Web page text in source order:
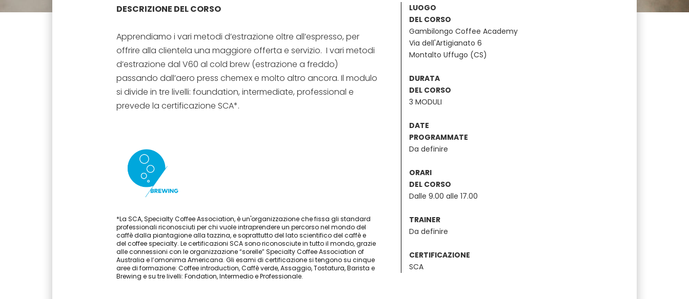
DESCRIZIONE DEL CORSO
Apprendiamo i vari metodi d’estrazione oltre all’espresso, per
offrire alla clientela una maggiore offerta e servizio. I vari metodi
d’estrazione dal V60 al cold brew (estrazione a freddo)
passando dall’aero press chemex e molto altro ancora. Il modulo
si divide in tre livelli: foundation, intermediate, professional e
prevede la certificazione SCA*.
*La SCA, Specialty Coffee Association, è un'organizzazione che fissa gli standard
professionali riconosciuti per chi vuole intraprendere un percorso nel mondo del
caffè dalla piantagione alla tazzina, e soprattutto del lato scientifico del caffè e
del coffee specialty. Le certificazioni SCA sono riconosciute in tutto il mondo, grazie
alle connessioni con le organizzazione “sorelle” Specialty Coffee Association of
Australia e l’omonima Americana. Gli esami di certificazione si tengono su cinque
aree di formazione: Coffee introduction, Caffè verde, Assaggio, Tostatura, Barista e
Brewing e su tre livelli: Fondation, Intermedio e Professionale.
LUOGO
DEL CORSO
Gambilongo Coffee Academy
Via dell'Artigianato 6
Montalto Uffugo (CS)
DURATA
DEL CORSO
3 MODULI
DATE
PROGRAMMATE
Da definire
ORARI
DEL CORSO
Dalle 9.00 alle 17.00
TRAINER
Da definire
CERTIFICAZIONE
SCA